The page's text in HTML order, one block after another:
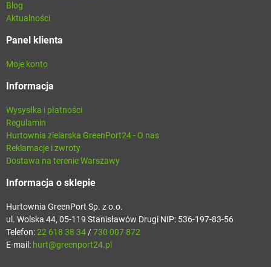
Blog
Aktualności
Panel klienta
Moje konto
Informacja
Wysysłka i płatności
Regulamin
Hurtownia zielarska GreenPort24 - O nas
Reklamacje i zwroty
Dostawa na terenie Warszawy
Informacja o sklepie
Hurtownia GreenPort Sp. z o.o.
ul. Wolska 44, 05-119 Stanisławów Drugi NIP: 536-197-83-56
Telefon:22 618 38 34 /730 007 872
E-mail: hurt@greenport24.pl